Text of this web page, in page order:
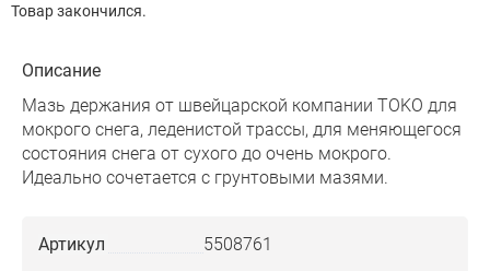
Товар закончился.
Описание
Мазь держания от швейцарской компании TOKO для
мокрого снега, леденистой трассы, для меняющегося
состояния снега от сухого до очень мокрого.
Идеально сочетается с грунтовыми мазями.
Артикул
5508761